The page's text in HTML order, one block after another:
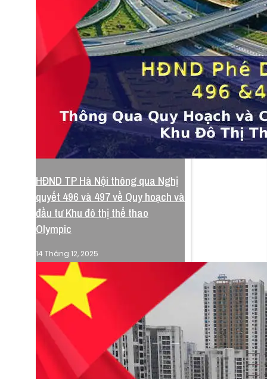
UBND trình HĐND về chủ trương triển khai Dự án đô
thể thao Olympic (Báo cáo 538/bc-ubnd)
HĐND TP Hà Nội thông qua Nghị
quyết 496 và 497 về Quy hoạch và
đầu tư Khu đô thị thể thao
Olympic
14 Tháng 12, 2025